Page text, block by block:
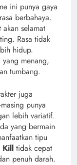
ini punya gaya
berbahaya.
selamat
Rasa tidak
hidup.
menang,
tumbang.
juga
punya
lebih variatif.
yang bermain
tipu
Kill tidak cepat
penuh darah.